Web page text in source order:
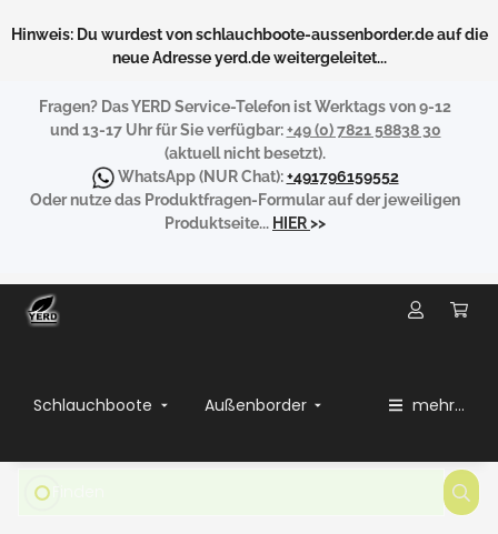
Hinweis: Du wurdest von schlauchboote-aussenborder.de auf die
neue Adresse yerd.de weitergeleitet...
Fragen? Das YERD Service-Telefon ist Werktags von 9-12
und 13-17 Uhr für Sie verfügbar:+49 (0) 7821 58838 30
(aktuell nicht besetzt).
WhatsApp(NUR Chat):+491796159552
Oder nutze das Produktfragen-Formular auf der jeweiligen
Produktseite... HIER>>
Schlauchboote Außenborder mehr...